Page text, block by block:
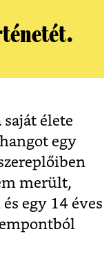
saját élete
egy
merült,
egy 14 éves